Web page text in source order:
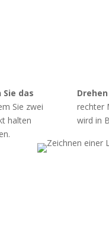
das
Sie zwei
halten
rechter
wird in